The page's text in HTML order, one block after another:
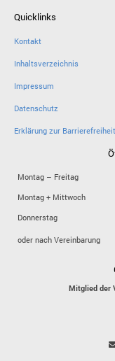
Quicklinks
Kontakt
Inhaltsverzeichnis
Impressum
Datenschutz
Erklärung zur Barrierefreiheit
Montag – Freitag
Montag + Mittwoch
Donnerstag
oder nach Vereinbarung
Mitglied der